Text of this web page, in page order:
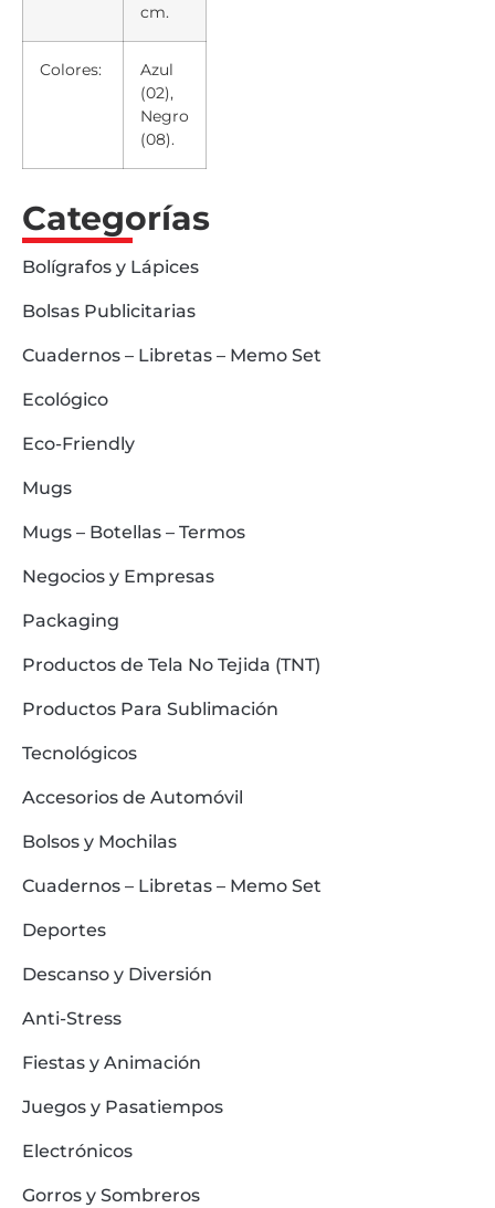
cm.
Colores:
Azul
(02),
Negro
(08).
Categorías
Bolígrafos y Lápices
Bolsas Publicitarias
Cuadernos – Libretas – Memo Set
Ecológico
Eco-Friendly
Mugs
Mugs – Botellas – Termos
Negocios y Empresas
Packaging
Productos de Tela No Tejida (TNT)
Productos Para Sublimación
Tecnológicos
Accesorios de Automóvil
Bolsos y Mochilas
Cuadernos – Libretas – Memo Set
Deportes
Descanso y Diversión
Anti-Stress
Fiestas y Animación
Juegos y Pasatiempos
Electrónicos
Gorros y Sombreros